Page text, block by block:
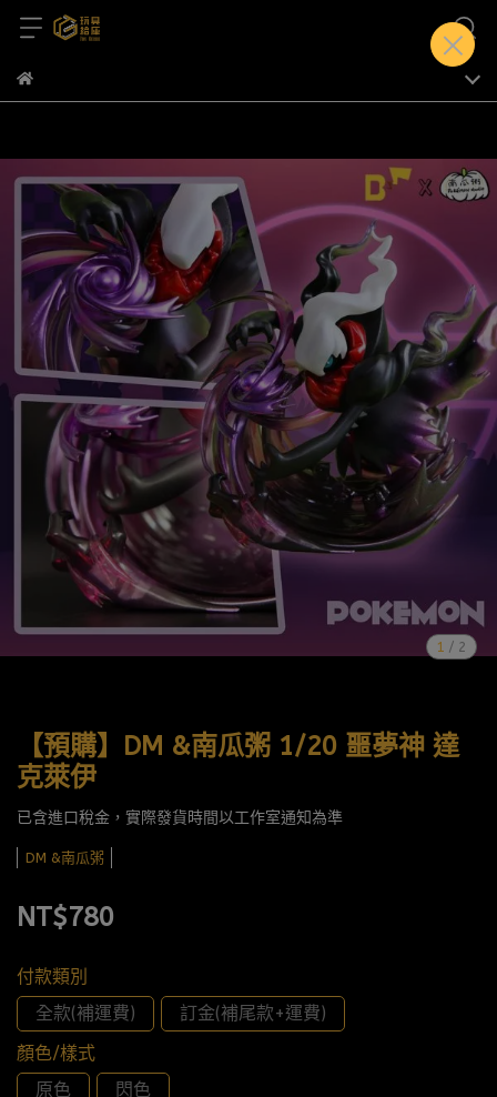
1 / 2
【預購】DM &南瓜粥 1/20 噩夢神 達
克萊伊
已含進口稅金，實際發貨時間以工作室通知為準
DM &南瓜粥
NT$780
付款類別
全款(補運費)
訂金(補尾款+運費)
顏色/樣式
原色
閃色